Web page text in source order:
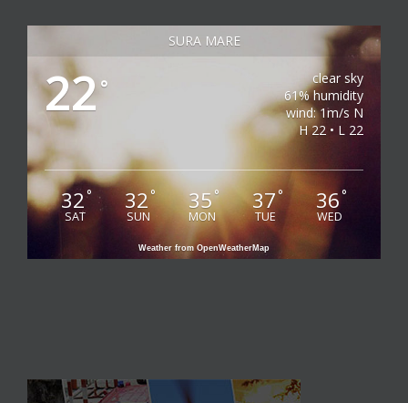
SURA MARE
22°
clear sky
61% humidity
wind: 1m/s N
H 22 • L 22
32°
SAT
32°
SUN
35°
MON
37°
TUE
36°
WED
Weather from OpenWeatherMap